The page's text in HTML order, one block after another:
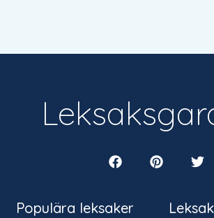
Populära leksaker